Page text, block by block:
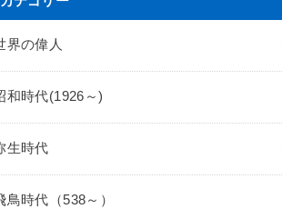
界の偉人
和時代(1926～)
生時代
鳥時代（538～）